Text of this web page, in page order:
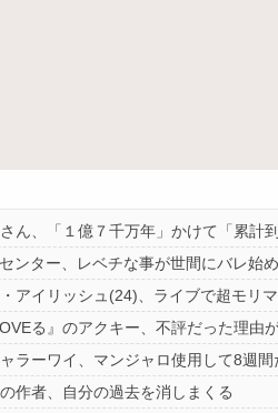
ん、「１億７千万年」かけて「累
センター、レベチな事が世間にバレ始
・アイリッシュ(24)、ライブで超モリ
る』のアクキー、不評だった理由
ャラーワイ、マンジャロ使用して8週
の作者、自分の過去を消しまくる